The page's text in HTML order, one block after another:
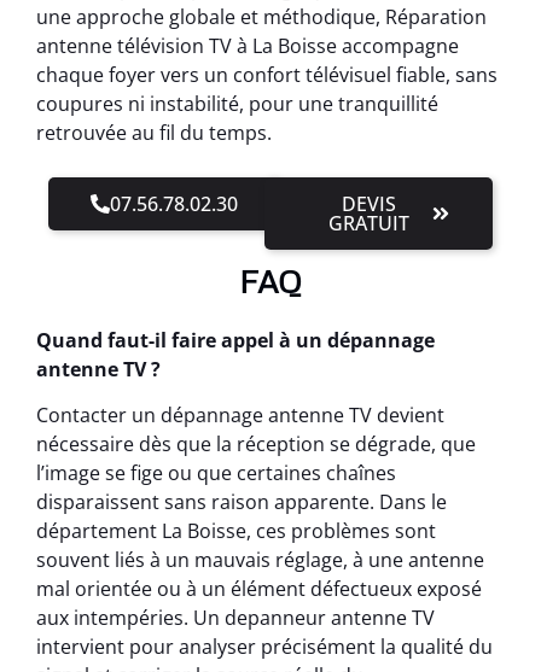
une approche globale et méthodique, Réparation
antenne télévision TV à La Boisse accompagne
chaque foyer vers un confort télévisuel fiable, sans
coupures ni instabilité, pour une tranquillité
retrouvée au fil du temps.
07.56.78.02.30 DEVIS
GRATUIT
FAQ
Quand faut-il faire appel à un dépannage
antenne TV ?
Contacter un dépannage antenne TV devient
nécessaire dès que la réception se dégrade, que
l’image se fige ou que certaines chaînes
disparaissent sans raison apparente. Dans le
département La Boisse, ces problèmes sont
souvent liés à un mauvais réglage, à une antenne
mal orientée ou à un élément défectueux exposé
aux intempéries. Un depanneur antenne TV
intervient pour analyser précisément la qualité du